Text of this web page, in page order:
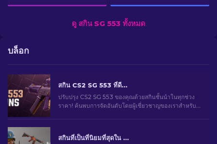
ดู สกิน SG 553 ทั้งหมด
บล็อก
สกิน CS2 SG 553 ที่ดีที่สุดในทุกช่วงราคา [2026]
ปรับปรุง CS2 SG 553 ของคุณด้วยสกินชั้นนำในทุกช่วง
ราคา! ค้นพบการจัดอันดับโดยผู้เชี่ยวชาญของเราสำหรับ
สกินที่เป็นที่นิยมที่สุดใน CS2